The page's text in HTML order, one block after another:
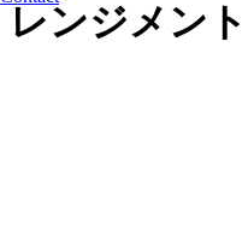
レンジメント